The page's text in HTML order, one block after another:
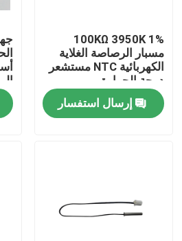
مراقبة الجودة
اتصل بنا
100KΩ 3950K 1%
مسبار الرصاصة الغلاية
الكهربائية NTC مستشعر
درجة الحرارة
إرسال استفسار